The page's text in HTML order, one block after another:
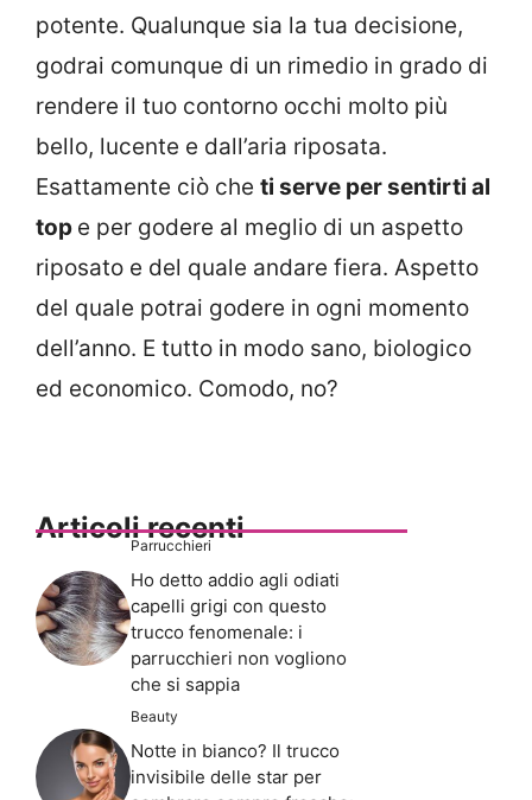
potente. Qualunque sia la tua decisione,
godrai comunque di un rimedio in grado di
rendere il tuo contorno occhi molto più
bello, lucente e dall’aria riposata.
Esattamente ciò che ti serve per sentirti al
top e per godere al meglio di un aspetto
riposato e del quale andare fiera. Aspetto
del quale potrai godere in ogni momento
dell’anno. E tutto in modo sano, biologico
ed economico. Comodo, no?
Articoli recenti
Parrucchieri
Ho detto addio agli odiati
capelli grigi con questo
trucco fenomenale: i
parrucchieri non vogliono
che si sappia
Beauty
Notte in bianco? Il trucco
invisibile delle star per